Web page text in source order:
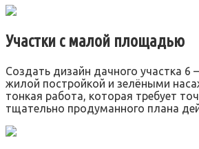
Участки с малой площадью
Создать дизайн дачного участка 6
жилой постройкой и зелёными
тонкая работа, которая требует
тщательно продуманного плана